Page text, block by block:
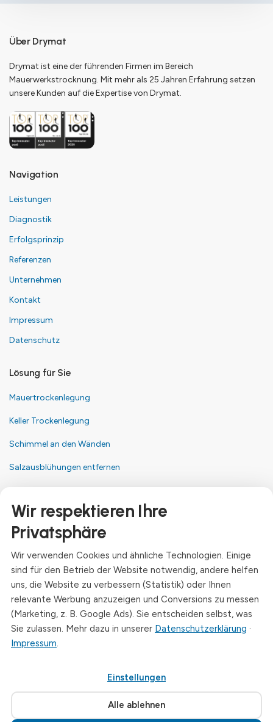
Über Drymat
Drymat ist eine der führenden Firmen im Bereich
Mauerwerkstrocknung. Mit mehr als 25 Jahren Erfahrung setzen
unsere Kunden auf die Expertise von Drymat.
Navigation
Leistungen
Diagnostik
Erfolgsprinzip
Referenzen
Unternehmen
Kontakt
Impressum
Datenschutz
Lösung für Sie
Mauertrockenlegung
Keller Trockenlegung
Schimmel an den Wänden
Salzausblühungen entfernen
Anschrift
Dresdner Straße 24, 09577 Niederwiesa
Telefon
+49 (0)3726 - 720 560
E-Mail
info@drymat.de
Öffnungszeiten
Mo-Fr: 08:00 - 15:00 Uhr
© 2026 Drymat Systeme GmbH.Cookie-Einstellungen
Wir respektieren Ihre
Privatsphäre
Wir verwenden Cookies und ähnliche Technologien. Einige
sind für den Betrieb der Website notwendig, andere helfen
uns, die Website zu verbessern (Statistik) oder Ihnen
relevante Werbung anzuzeigen und Conversions zu messen
(Marketing, z. B. Google Ads). Sie entscheiden selbst, was
Sie zulassen. Mehr dazu in unserer Datenschutzerklärung ·
Impressum.
Einstellungen
Alle ablehnen